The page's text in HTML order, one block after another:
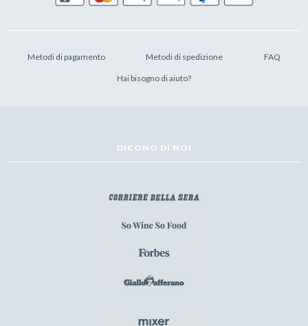
Metodi di pagamento Metodi di spedizione FAQ
Hai bisogno di aiuto?
DICONO DI NOI